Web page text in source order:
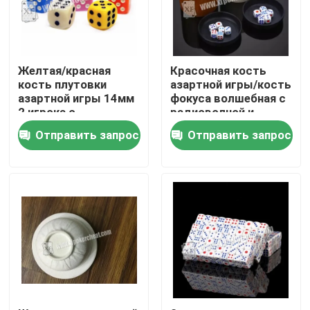
Экскурсия по заводу
Контроль качества
Новости
Запросите цитату
Желтая/красная
кость плутовки
азартной игры 14мм
2 игрока с
жидкостным
Меркурием
Отправить запрос
Красочная кость
азартной игры/кость
фокуса волшебная с
радиоволной и
просматривая
чашкой
Отправить запрос